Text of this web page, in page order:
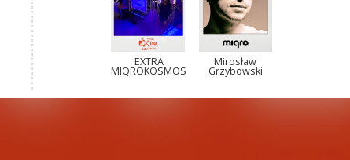
EXTRA
MIQROKOSMOS
Mirosław
Grzybowski